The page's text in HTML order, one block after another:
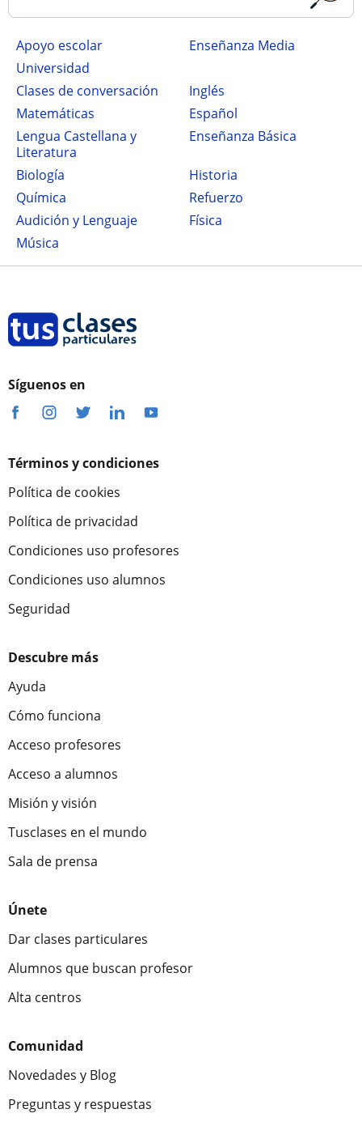
Apoyo escolar
Enseñanza Media
Universidad
Clases de conversación
Inglés
Matemáticas
Español
Lengua Castellana y
Literatura
Enseñanza Básica
Biología
Historia
Química
Refuerzo
Audición y Lenguaje
Física
Música
Síguenos en
Términos y condiciones
Política de cookies
Política de privacidad
Condiciones uso profesores
Condiciones uso alumnos
Seguridad
Descubre más
Ayuda
Cómo funciona
Acceso profesores
Acceso a alumnos
Misión y visión
Tusclases en el mundo
Sala de prensa
Únete
Dar clases particulares
Alumnos que buscan profesor
Alta centros
Comunidad
Novedades y Blog
Preguntas y respuestas